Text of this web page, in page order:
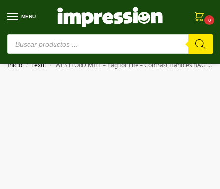
MENU
0
⚠️ Estamos en pruebas. Si algo falla, ¡Perdón!⚠️
Inicio / Textil / WESTFORD MILL – Bag for Life – Contrast Handles BAG FOR LIFE – CONTRAST HANDLES